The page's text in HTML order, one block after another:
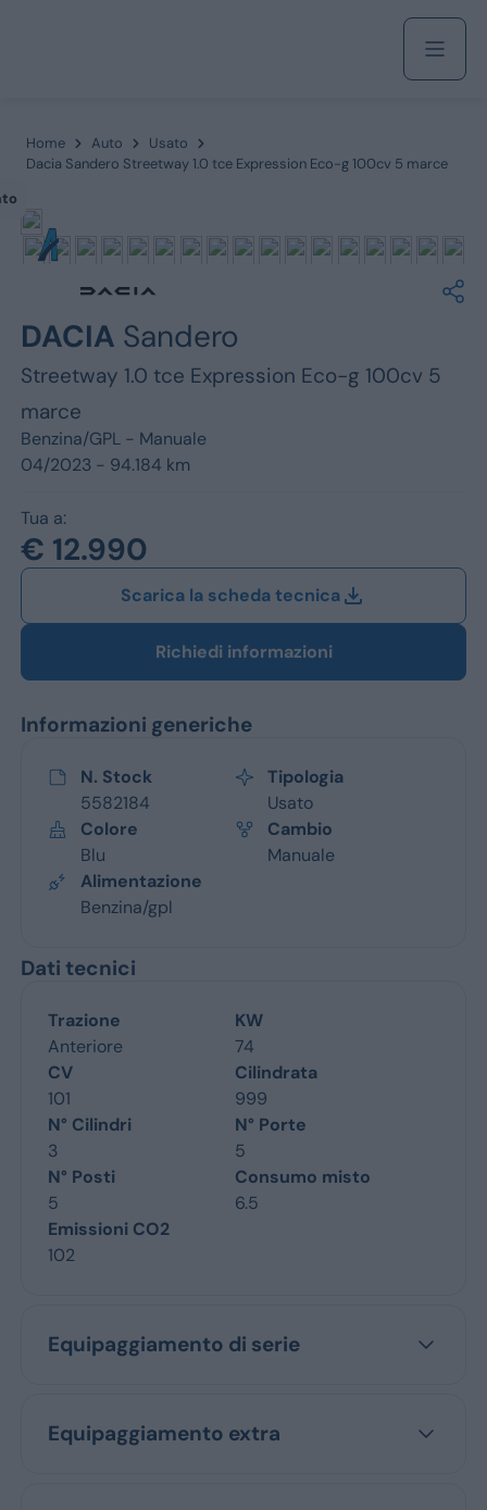
Marchi
Dacia
Renault
Vedi tutti i marchi
Home Auto
Usato
Dacia Sandero Streetway 1.0 tce Expression Eco-g 100cv 5 marce
DACIA Sandero
Streetway 1.0 tce Expression Eco-g 100cv 5
marce
Benzina/GPL - Manuale
04/2023 - 94.184 km
Tua a:
€ 12.990
Scarica la scheda tecnica
Richiedi informazioni
Informazioni generiche
N. Stock
5582184
Tipologia
Usato
Colore
Blu
Cambio
Manuale
Alimentazione
Benzina/gpl
Dati tecnici
Trazione
Anteriore
KW
74
CV
101
Cilindrata
999
N° Cilindri
3
N° Porte
5
N° Posti
5
Consumo misto
6.5
Emissioni CO2
102
Equipaggiamento di serie
Equipaggiamento extra